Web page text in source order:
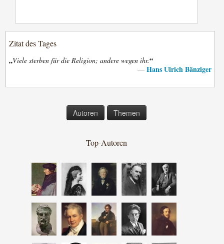
Zitat des Tages
„Viele sterben für die Religion; andere wegen ihr.“
— Hans Ulrich Bänziger
Autoren Themen
Top-Autoren